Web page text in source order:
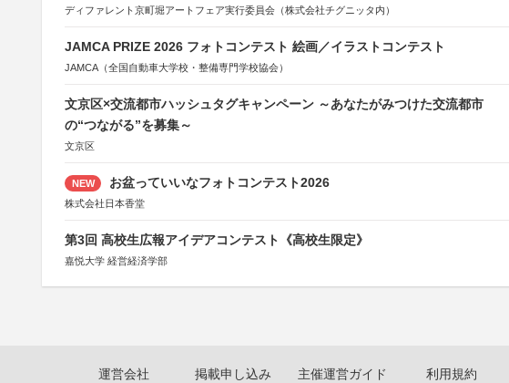
ディファレント京町堀アートフェア実行委員会（株式会社チグニッタ内）
JAMCA PRIZE 2026 フォトコンテスト 絵画／イラストコンテスト
JAMCA（全国自動車大学校・整備専門学校協会）
文京区×交流都市ハッシュタグキャンペーン ～あなたがみつけた交流都市
の“つながる”を募集～
文京区
NEW お盆っていいなフォトコンテスト2026
株式会社日本香堂
第3回 高校生広報アイデアコンテスト《高校生限定》
嘉悦大学 経営経済学部
運営会社 掲載申し込み 主催運営ガイド 利用規約